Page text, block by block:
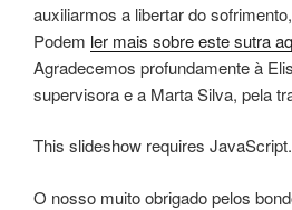
auxiliarmos a libertar do
Podem ler mais sobre este sutra
Agradecemos profundamente à
supervisora e a Marta Silva, pela
This slideshow requires JavaScript.
O nosso muito obrigado pelos